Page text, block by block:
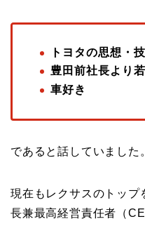
トヨタの思想・
豊田前社長より
車好き
であると話していました
現在もレクサスのトップ
長兼最高経営責任者（